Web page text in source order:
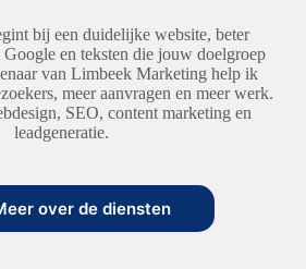
bij een duidelijke website, beter
en teksten die jouw doelgroep
van Limbeek Marketing help ik
meer aanvragen en meer werk.
SEO, content marketing en
leadgeneratie.
over de diensten